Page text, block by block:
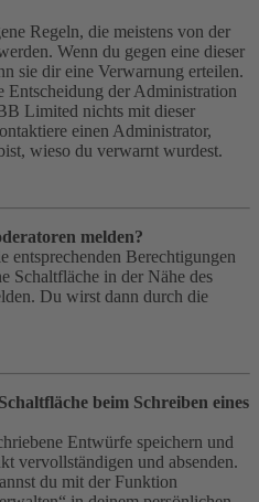
Regeln, die meistens von der
Wenn du gegen eine dieser
sie dir eine Verwarnung erteilen.
Entscheidung der Administration
Limited nichts mit dieser
einen Administrator,
wieso du verwarnt wurdest.
melden?
entsprechenden Berechtigungen
Schaltfläche in der Nähe des
Du wirst dann durch die
beim Schreiben eines
Entwürfe speichern und
vervollständigen und absenden.
du mit der Funktion